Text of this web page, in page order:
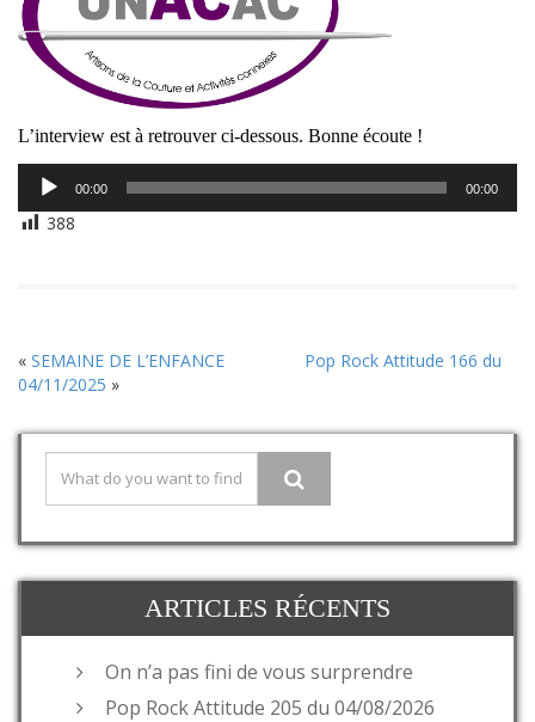
L’interview est à retrouver ci-dessous. Bonne écoute !
Lecteur
audio
00:00 00:00
388
« SEMAINE DE L’ENFANCE
Pop Rock Attitude 166 du
04/11/2025 »
ARTICLES RÉCENTS
On n’a pas fini de vous surprendre
Pop Rock Attitude 205 du 04/08/2026